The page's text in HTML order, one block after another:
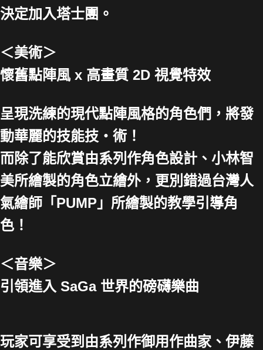
決定加入塔士團。
＜美術＞
懷舊點陣風 x 高畫質 2D 視覺特效
呈現洗練的現代點陣風格的角色們，將發
動華麗的技能技・術！
而除了能欣賞由系列作角色設計、小林智
美所繪製的角色立繪外，更別錯過台灣人
氣繪師「PUMP」所繪製的教學引導角
色！
＜音樂＞
引領進入 SaGa 世界的磅礴樂曲
玩家可享受到由系列作御用作曲家、伊藤